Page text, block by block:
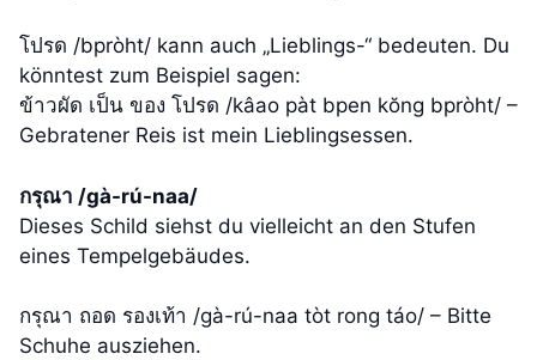
โปรด /bpròht/ kann auch „Lieblings-“ bedeuten. Du
könntest zum Beispiel sagen:
ข้าวผัด เป็น ของ โปรด /kâao pàt bpen kŏng bpròht/ –
Gebratener Reis ist mein Lieblingsessen.
กรุณา /gà-rú-naa/
Dieses Schild siehst du vielleicht an den Stufen
eines Tempelgebäudes.
กรุณา ถอด รองเท้า /gà-rú-naa tòt rong táo/ – Bitte
Schuhe ausziehen.